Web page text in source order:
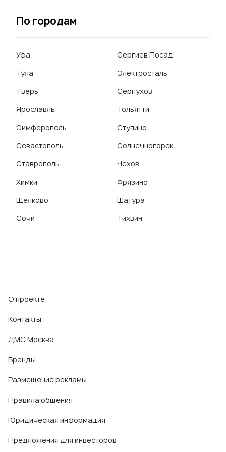
По городам
Уфа
Тула
Тверь
Ярославль
Симферополь
Севастополь
Ставрополь
Химки
Щелково
Сочи
Сергиев Посад
Электросталь
Серпухов
Тольятти
Ступино
Солнечногорск
Чехов
Фрязино
Шатура
Тихвин
О проекте
Контакты
ДМС Москва
Бренды
Размещение рекламы
Правила общения
Юридическая информация
Предложения для инвесторов